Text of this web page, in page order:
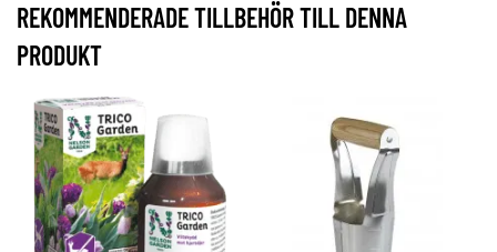
REKOMMENDERADE TILLBEHÖR TILL DENNA
PRODUKT